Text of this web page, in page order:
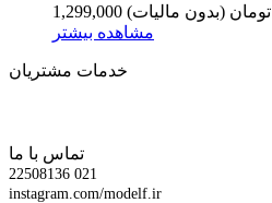
1,299,000 تومان (بدون مالیات)
مشاهده بیشتر
خدمات مشتریان
تماس با ما
22508136 021
instagram.com/modelf.ir